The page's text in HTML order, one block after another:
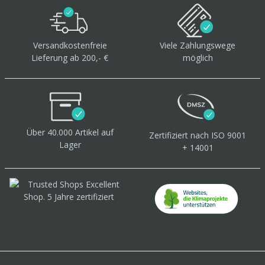
Versandkostenfreie
Lieferung ab 200,- €
Viele Zahlungswege
möglich
Über 40.000 Artikel auf
Lager
Zertifiziert nach ISO 9001
+ 14001